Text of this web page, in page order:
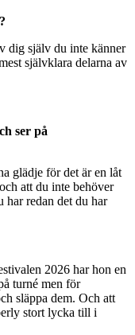
dig själv du inte känner
självklara delarna av
ser på
glädje för det är en låt
att du inte behöver
har redan det du har
2026 har hon en
turné men för
släppa dem. Och att
stort lycka till i